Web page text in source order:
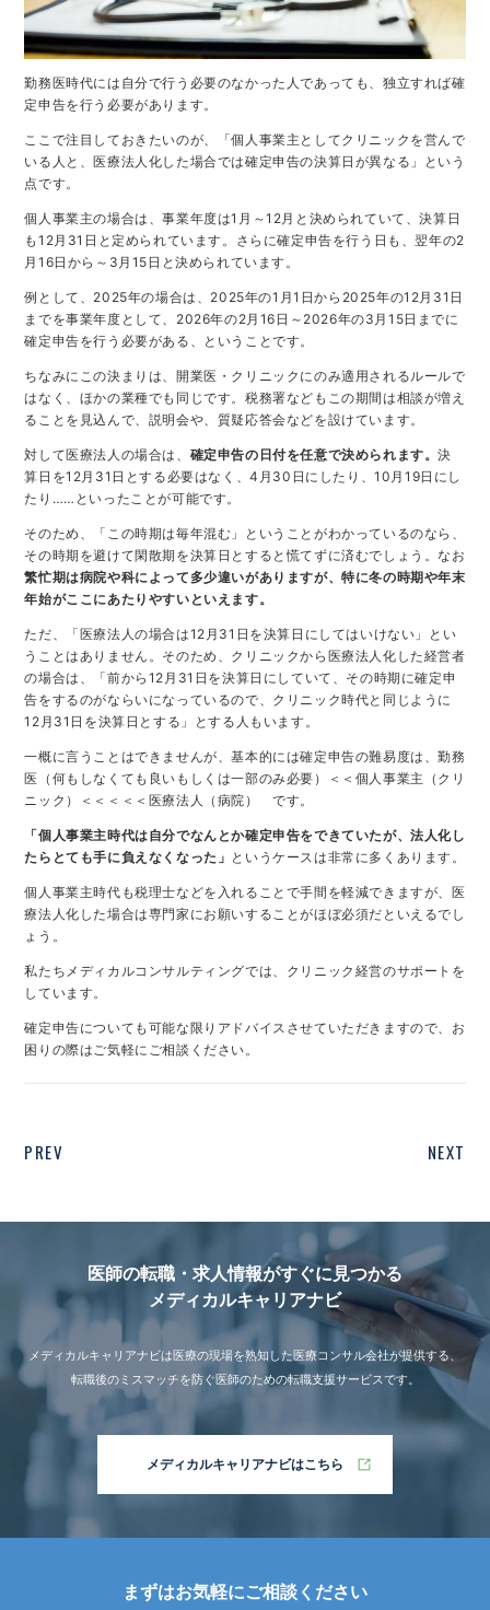
勤務医時代には自分で行う必要のなかった人であっても、独立すれば確
定申告を行う必要があります。
ここで注目しておきたいのが、「個人事業主としてクリニックを営んで
いる人と、医療法人化した場合では確定申告の決算日が異なる」という
点です。
個人事業主の場合は、事業年度は1月～12月と決められていて、決算日
も12月31日と定められています。さらに確定申告を行う日も、翌年の2
月16日から～3月15日と決められています。
例として、2025年の場合は、2025年の1月1日から2025年の12月31日
までを事業年度として、2026年の2月16日～2026年の3月15日までに
確定申告を行う必要がある、ということです。
ちなみにこの決まりは、開業医・クリニックにのみ適用されるルールで
はなく、ほかの業種でも同じです。税務署などもこの期間は相談が増え
ることを見込んで、説明会や、質疑応答会などを設けています。
対して医療法人の場合は、 確定申告の日付を任意で決められます。決
算日を12月31日とする必要はなく、4月30日にしたり、10月19日にし
たり……といったことが可能です。
そのため、「この時期は毎年混む」ということがわかっているのなら、
その時期を避けて閑散期を決算日とすると慌てずに済むでしょう。なお
繁忙期は病院や科によって多少違いがありますが、特に冬の時期や年末
年始がここにあたりやすいといえます。
ただ、「医療法人の場合は12月31日を決算日にしてはいけない」とい
うことはありません。そのため、クリニックから医療法人化した経営者
の場合は、「前から12月31日を決算日にしていて、その時期に確定申
告をするのがならいになっているので、クリニック時代と同じように
12月31日を決算日とする」とする人もいます。
一概に言うことはできませんが、基本的には確定申告の難易度は、勤務
医（何もしなくても良いもしくは一部のみ必要）＜＜個人事業主（クリ
ニック）＜＜＜＜＜医療法人（病院） です。
「個人事業主時代は自分でなんとか確定申告をできていたが、法人化し
たらとても手に負えなくなった」 というケースは非常に多くあります。
個人事業主時代も税理士などを入れることで手間を軽減できますが、医
療法人化した場合は専門家にお願いすることがほぼ必須だといえるでし
ょう。
私たちメディカルコンサルティングでは、クリニック経営のサポートを
しています。
確定申告についても可能な限りアドバイスさせていただきますので、お
困りの際はご気軽にご相談ください。
PREV NEXT
医師の転職・求人情報がすぐに見つかる
メディカルキャリアナビ
メディカルキャリアナビは医療の現場を熟知した医療コンサル会社が提供する、
転職後のミスマッチを防ぐ医師のための転職支援サービスです。
メディカルキャリアナビはこちら
まずはお気軽にご相談ください